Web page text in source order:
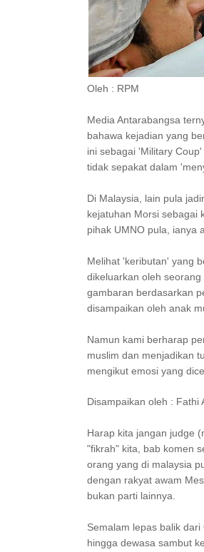
Oleh : RPM
Media Antarabangsa
bahawa kejadian yang
ini sebagai 'Military
tidak sepakat dalam
Di Malaysia, lain pula
kejatuhan Morsi sebagai
pihak UMNO pula, ianya
Melihat 'keributan' yang
dikeluarkan oleh
gambaran berdasarkan
disampaikan oleh anak
Namun kami berharap
muslim dan menjadikan
mengikut emosi yang
Disampaikan oleh : Fathi
Harap kita jangan judge
"fikrah" kita, bab komen
orang yang di malaysia
dengan rakyat awam
bukan parti lainnya.
Semalam lepas balik
hingga dewasa sambut